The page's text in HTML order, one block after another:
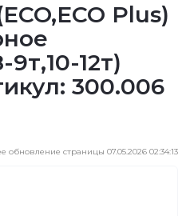
Plus)
9т,10-12т)
300.006
обновление страницы 07.05.2026 02:34:13